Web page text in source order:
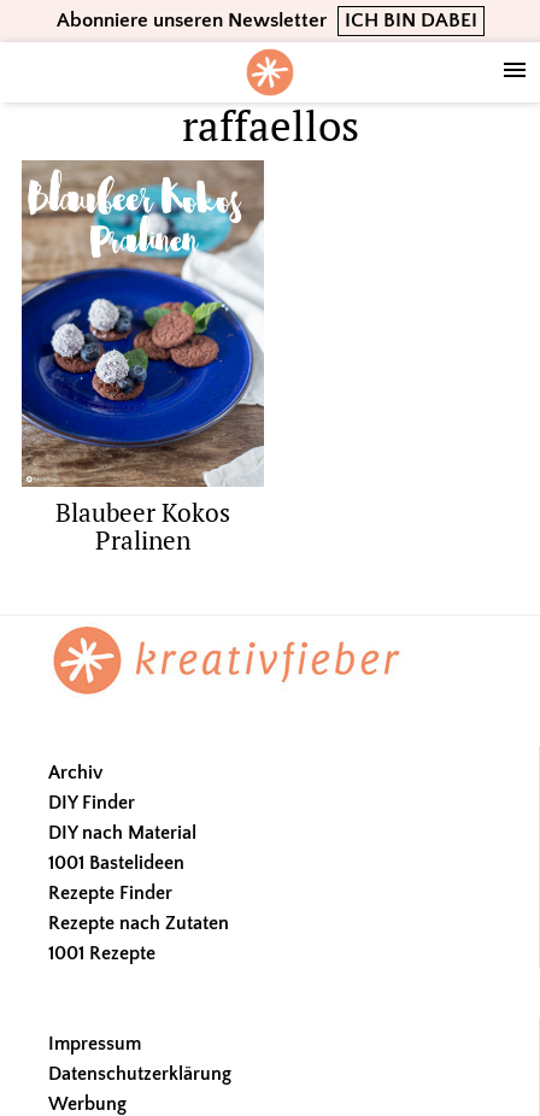
to
to
to
Abonniere unseren Newsletter ICH BIN DABEI
raffaellos
Blaubeer Kokos
Pralinen
Footer
Archiv
DIY Finder
DIY nach Material
1001 Bastelideen
Rezepte Finder
Rezepte nach Zutaten
1001 Rezepte
Impressum
Datenschutzerklärung
Werbung